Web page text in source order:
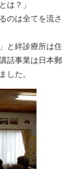
は？」
のは全てを流さ
と絆診療所は住
話事業は日本郵
した。